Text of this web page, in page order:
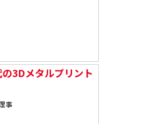
3Dメタルプリント
事